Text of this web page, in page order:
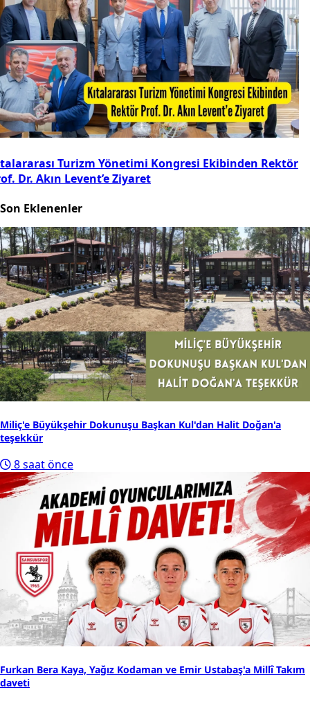
Turizm Yönetimi Kongresi Ekibinden Rektör
Dr. Akın Levent’e Ziyaret
Son Eklenenler
Miliç'e Büyükşehir Dokunuşu Başkan Kul'dan Halit Doğan'a
teşekkür
8 saat önce
Furkan Bera Kaya, Yağız Kodaman ve Emir Ustabaş'a Millî Takım
daveti